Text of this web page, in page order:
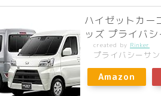
ハイゼットカ
ッズ プライバ
created by Rinker
プライバシーサ
Amazon